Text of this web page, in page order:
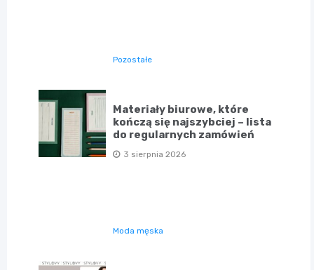
Pozostałe
Materiały biurowe, które
kończą się najszybciej – lista
do regularnych zamówień
3 sierpnia 2026
Moda męska